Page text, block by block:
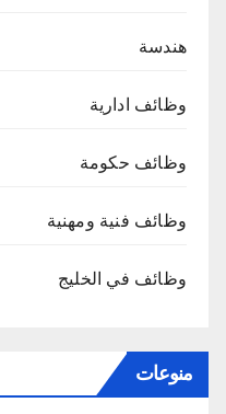
هندسة
وظائف ادارية
وظائف حكومة
وظائف فنية ومهنية
وظائف في الخليج
منوعات